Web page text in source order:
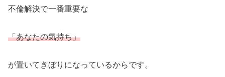
不倫解決で一番重要な
「あなたの気持ち」
が置いてきぼりになっているからです。